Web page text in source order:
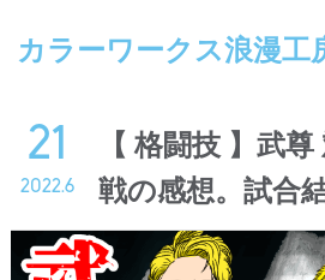
カラーワークス浪漫工
21
2022.6
【 格闘技 】武
戦の感想。試合